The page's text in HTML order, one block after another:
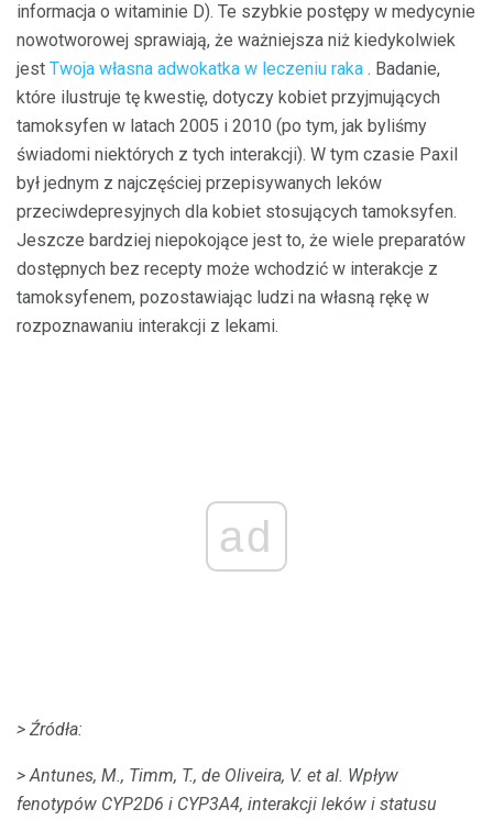
informacja o witaminie D). Te szybkie postępy w medycynie
nowotworowej sprawiają, że ważniejsza niż kiedykolwiek
jest Twoja własna adwokatka w leczeniu raka . Badanie,
które ilustruje tę kwestię, dotyczy kobiet przyjmujących
tamoksyfen w latach 2005 i 2010 (po tym, jak byliśmy
świadomi niektórych z tych interakcji). W tym czasie Paxil
był jednym z najczęściej przepisywanych leków
przeciwdepresyjnych dla kobiet stosujących tamoksyfen.
Jeszcze bardziej niepokojące jest to, że wiele preparatów
dostępnych bez recepty może wchodzić w interakcje z
tamoksyfenem, pozostawiając ludzi na własną rękę w
rozpoznawaniu interakcji z lekami.
ad
> Źródła:
> Antunes, M., Timm, T., de Oliveira, V. et al. Wpływ
fenotypów CYP2D6 i CYP3A4, interakcji leków i statusu